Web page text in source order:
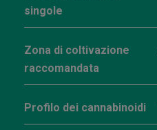
singole
Zona di coltivazione
raccomandata
Profilo dei cannabinoidi